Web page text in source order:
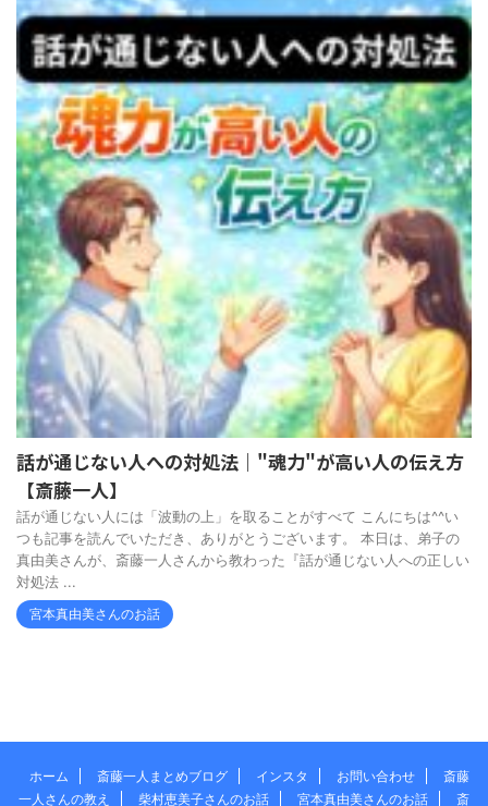
話が通じない人への対処法｜"魂力"が高い人の伝え方
【斎藤一人】
話が通じない人には「波動の上」を取ることがすべて こんにちは^^い
つも記事を読んでいただき、ありがとうございます。 本日は、弟子の
真由美さんが、斎藤一人さんから教わった『話が通じない人への正しい
対処法 ...
宮本真由美さんのお話
ホーム 斎藤一人まとめブログ インスタ お問い合わせ
斎藤
一人さんの教え
柴村恵美子さんのお話 宮本真由美さんのお話 斎